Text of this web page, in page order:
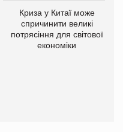
Криза у Китаї може
спричинити великі
потрясіння для світової
економіки